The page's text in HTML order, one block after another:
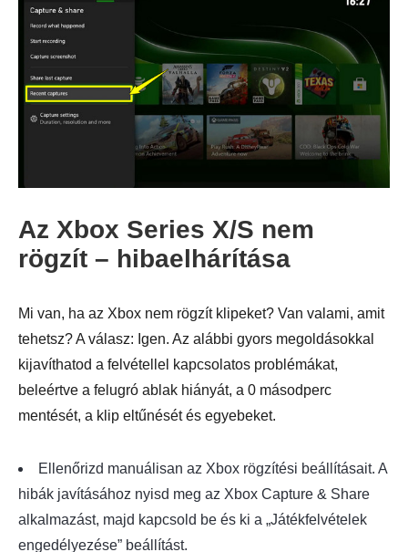
Az Xbox Series X/S nem
rögzít – hibaelhárítása
Mi van, ha az Xbox nem rögzít klipeket? Van valami, amit
tehetsz? A válasz: Igen. Az alábbi gyors megoldásokkal
kijavíthatod a felvétellel kapcsolatos problémákat,
beleértve a felugró ablak hiányát, a 0 másodperc
mentését, a klip eltűnését és egyebeket.
Ellenőrizd manuálisan az Xbox rögzítési beállításait. A
hibák javításához nyisd meg az Xbox Capture & Share
alkalmazást, majd kapcsold be és ki a „Játékfelvételek
engedélyezése” beállítást.